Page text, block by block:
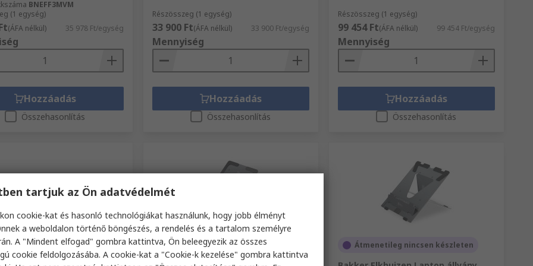
BNEFF3MVM
(1 egység)
(ÁFA nélkül) 35 978 Ft/egység
Hozzáadás
Összehasonlítás
Részösszeg (1 egység)
33 900 Ft(ÁFA nélkül) 33 900 Ft/egység
Mennyiség
Hozzáadás
Összehasonlítás
Részösszeg (1 egység)
99 454 Ft(ÁFA nélkül) 99 454 Ft/egység
Mennyiség
Hozzáadás
Összehasonlítás
Raktáron Átmenetileg nincsen készleten
tartjuk az Ön adatvédelmét
cookie-kat és hasonló technológiákat használunk, hogy jobb élményt
a weboldalon történő böngészés, a rendelés és a tartalom személyre
A "Mindent elfogad" gombra kattintva, Ön beleegyezik az összes
cookie feldolgozásába. A cookie-kat a "Cookie-k kezelése" gombra kattintva